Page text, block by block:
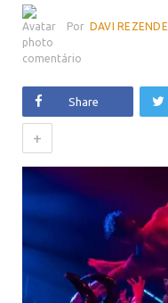
Por DAVI REZENDE
comentário
Share
+